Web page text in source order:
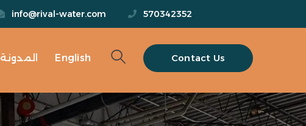
570342352
info@rival-water.com
Contact Us المدونة English